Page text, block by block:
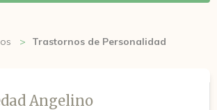
Trastornos de Personalidad
Angelino